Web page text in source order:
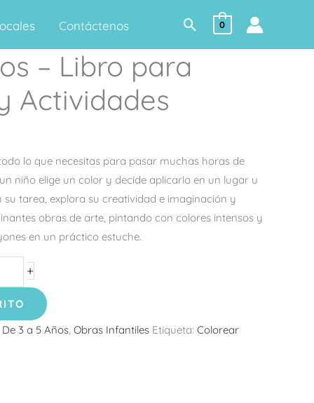
Contáctenos Buscar
0
– Libro para
Actividades
lo que necesitas para pasar muchas horas de
niño elige un color y decide aplicarlo en un lugar u
tarea, explora su creatividad e imaginación y
obras de arte, pintando con colores intensos y
en un práctico estuche.
+
De 3 a 5 Años Obras Infantiles Etiqueta: Colorear